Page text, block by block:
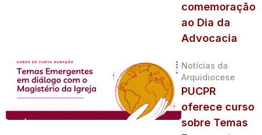
comemoração
ao Dia da
Advocacia
Notícias da
Arquidiocese
PUCPR
oferece curso
sobre Temas